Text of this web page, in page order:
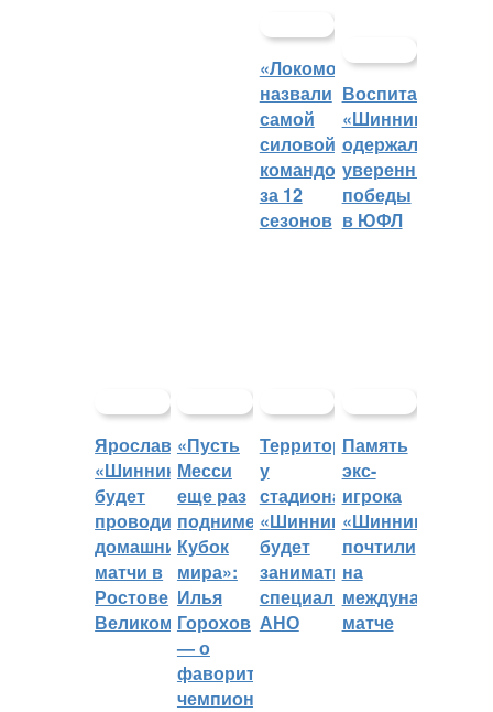
«Локомотив»
назвали
самой
силовой
командой
за 12
сезонов
Воспитанники
«Шинника»
одержали
уверенные
победы
в ЮФЛ
Ярославский
«Шинник»
будет
проводить
домашние
матчи в
Ростове
Великом
«Пусть
Месси
еще раз
поднимет
Кубок
мира»:
Илья
Горохов
— о
фаворитах
чемпионата
Территорией
у
стадиона
«Шинник»
будет
заниматься
специальное
АНО
Память
экс-
игрока
«Шинника»
почтили
на
международном
матче